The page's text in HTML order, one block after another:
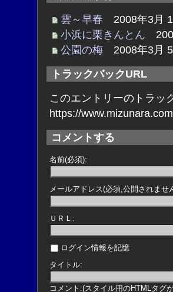
雲～早春 2008年3月 1
小浜に栗きんとん
公園の梅2008年3月 5
トラックバックURL
このエントリーのトラッ
https://
コメントする
名前(必須):
メールアドレス(必須,公開されませ
ＵＲＬ:
ログイン情報を記憶
タイトル:
コメント:(スタイル用のHTMLタグ